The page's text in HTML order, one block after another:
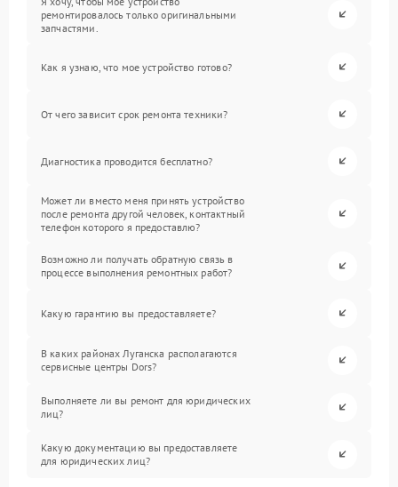
ремонтировалось только оригинальными
запчастями.
Как я узнаю, что мое устройство готово?
От чего зависит срок ремонта техники?
Диагностика проводится бесплатно?
Может ли вместо меня принять устройство
после ремонта другой человек, контактный
телефон которого я предоставлю?
Возможно ли получать обратную связь в
процессе выполнения ремонтных работ?
Какую гарантию вы предоставляете?
В каких районах Луганска располагаются
сервисные центры Dors?
Выполняете ли вы ремонт для юридических
лиц?
Какую документацию вы предоставляете
для юридических лиц?